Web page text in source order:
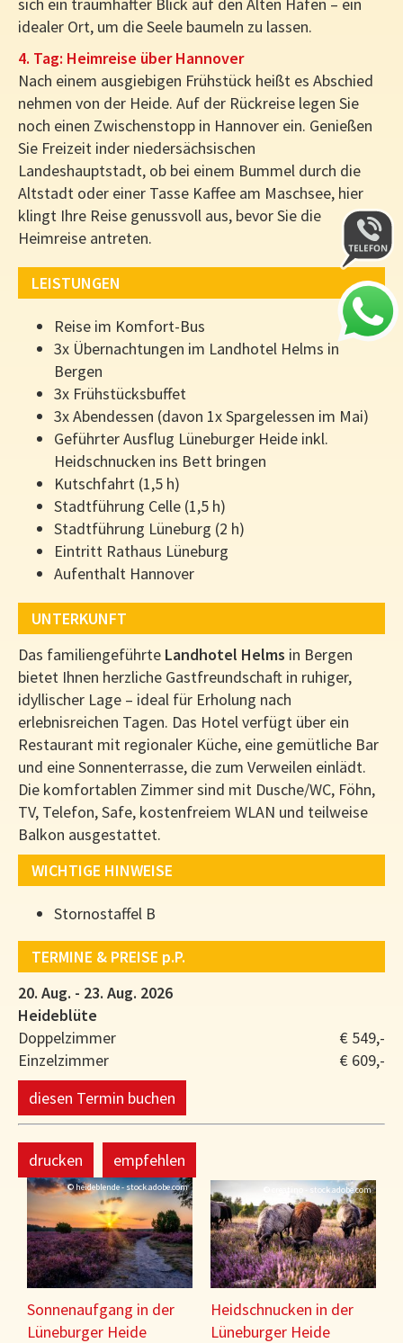
sich ein traumhafter Blick auf den Alten Hafen – ein
idealer Ort, um die Seele baumeln zu lassen.
4. Tag: Heimreise über Hannover
Nach einem ausgiebigen Frühstück heißt es Abschied
nehmen von der Heide. Auf der Rückreise legen Sie
noch einen Zwischenstopp in Hannover ein. Genießen
Sie Freizeit inder niedersächsischen
Landeshauptstadt, ob bei einem Bummel durch die
Altstadt oder einer Tasse Kaffee am Maschsee, hier
klingt Ihre Reise genussvoll aus, bevor Sie die
Heimreise antreten.
LEISTUNGEN
Reise im Komfort-Bus
3x Übernachtungen im Landhotel Helms in
Bergen
3x Frühstücksbuffet
3x Abendessen (davon 1x Spargelessen im Mai)
Geführter Ausflug Lüneburger Heide inkl.
Heidschnucken ins Bett bringen
Kutschfahrt (1,5 h)
Stadtführung Celle (1,5 h)
Stadtführung Lüneburg (2 h)
Eintritt Rathaus Lüneburg
Aufenthalt Hannover
UNTERKUNFT
Das familiengeführte Landhotel Helms in Bergen
bietet Ihnen herzliche Gastfreundschaft in ruhiger,
idyllischer Lage – ideal für Erholung nach
erlebnisreichen Tagen. Das Hotel verfügt über ein
Restaurant mit regionaler Küche, eine gemütliche Bar
und eine Sonnenterrasse, die zum Verweilen einlädt.
Die komfortablen Zimmer sind mit Dusche/WC, Föhn,
TV, Telefon, Safe, kostenfreiem WLAN und teilweise
Balkon ausgestattet.
WICHTIGE HINWEISE
Stornostaffel B
TERMINE & PREISE p.P.
20. Aug. - 23. Aug. 2026
Heideblüte
Doppelzimmer
€ 549,-
Einzelzimmer
€ 609,-
diesen Termin buchen
drucken empfehlen
© heideblende - stock.adobe.com
Sonnenaufgang in der
Lüneburger Heide
© creatino - stock.adobe.com
Heidschnucken in der
Lüneburger Heide